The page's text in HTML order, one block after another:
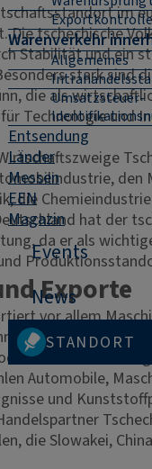
Exportkontrolle
Warenverkehr
Allgemeines
Umsatzsteuer-
Entsendung
Länder
Messen
EEN
Magazin
Events
News
STANDORT
im
Die tschechische
Stabilität und ein
stark sind
die als
Technologie und
den
die
hat der
da er als
Exporte
vor allem
Chemikalien
Zu den
Automobile,
und
die Slowakei,